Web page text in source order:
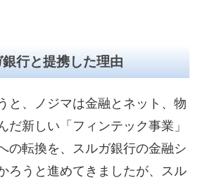
行と提携した理由
と、ノジマは金融とネット、物
だ新しい「フィンテック事業」
の転換を、スルガ銀行の金融シ
ろうと進めてきましたが、スル